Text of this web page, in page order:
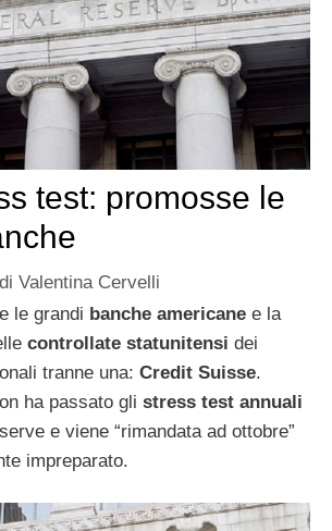
test: promosse le
di Valentina Cervelli
le grandi banche americane e la
controllate statunitensi dei
tranne una: Credit Suisse.
ha passato gli stress test annuali
e viene “rimandata ad ottobre”
impreparato.